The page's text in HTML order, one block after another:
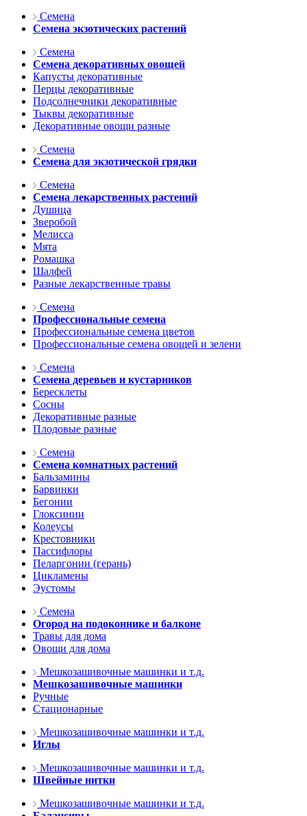
Семена
Семена экзотических растений
Семена
Семена декоративных овощей
Капусты декоративные
Перцы декоративные
Подсолнечники декоративные
Тыквы декоративные
Декоративные овощи разные
Семена
Семена для экзотической грядки
Семена
Семена лекарственных растений
Душица
Зверобой
Мелисса
Мята
Ромашка
Шалфей
Разные лекарственные травы
Семена
Профессиональные семена
Профессиональные семена цветов
Профессиональные семена овощей и зелени
Семена
Семена деревьев и кустарников
Бересклеты
Сосны
Декоративные разные
Плодовые разные
Семена
Семена комнатных растений
Бальзамины
Барвинки
Бегонии
Глоксинии
Колеусы
Крестовники
Пассифлоры
Пеларгонии (герань)
Цикламены
Эустомы
Семена
Огород на подоконнике и балконе
Травы для дома
Овощи для дома
Мешкозашивочные машинки и т.д.
Мешкозашивочные машинки
Ручные
Стационарные
Мешкозашивочные машинки и т.д.
Иглы
Мешкозашивочные машинки и т.д.
Швейные нитки
Мешкозашивочные машинки и т.д.